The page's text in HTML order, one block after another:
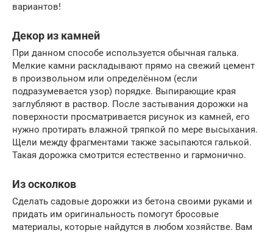
вариантов!
Декор из камней
При данном способе используется обычная галька.
Мелкие камни раскладывают прямо на свежий цемент
в произвольном или определённом (если
подразумевается узор) порядке. Выпирающие края
заглубляют в раствор. После застывания дорожки на
поверхности просматривается рисунок из камней, его
нужно протирать влажной тряпкой по мере высыхания.
Щели между фрагментами также засыпаются галькой.
Такая дорожка смотрится естественно и гармонично.
Из осколков
Сделать садовые дорожки из бетона своими руками и
придать им оригинальность помогут бросовые
материалы, которые найдутся в любом хозяйстве. Вам